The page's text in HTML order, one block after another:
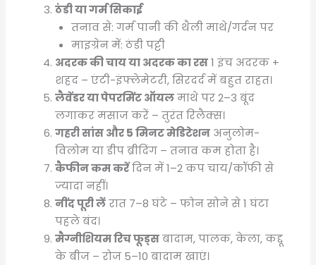
ठंडी या गर्म सिकाई
तनाव से: गर्म पानी की थैली माथे/गर्दन पर
माइग्रेन में: ठंडी पट्टी
अदरक की चाय या अदरक का रस1 इंच अदरक +
शहद – एंटी-इंफ्लेमेटरी, सिरदर्द में बहुत राहत।
लैवेंडर या पेपरमिंट ऑयलमाथे पर 2–3 बूंद
लगाकर मसाज करें – तुरंत रिलैक्स।
गहरी सांस और 5 मिनट मेडिटेशन अनुलोम-
विलोम या डीप ब्रीदिंग – तनाव कम होता है।
कैफीन कम करेंदिन में 1–2 कप चाय/कॉफी से
ज्यादा नहीं।
नींद पूरी लेंरात 7–8 घंटे – फोन सोने से 1 घंटा
पहले बंद।
मैग्नीशियम रिच फूड्सबादाम, पालक, केला, कद्दू
के बीज – रोज 5–10 बादाम खाएं।